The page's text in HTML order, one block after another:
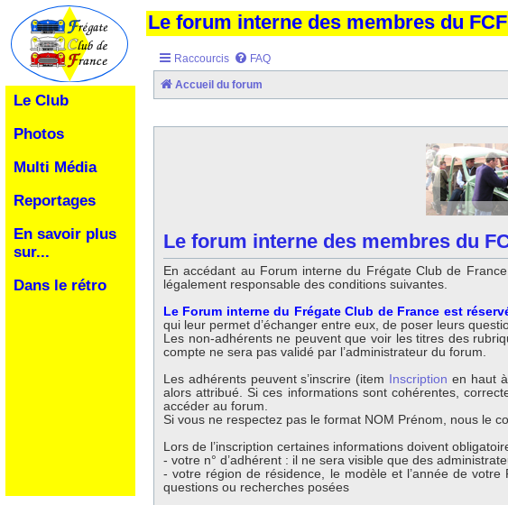
Le Club
Photos
Multi Média
Reportages
En savoir plus
sur...
Dans le rétro
Le forum interne des membres du FCF
Raccourcis FAQ
Accueil du forum
Le forum interne des membres du
En accédant au Forum interne du Frégate Club de
légalement responsable des conditions suivantes.
Le Forum interne du Frégate Club de France est
qui leur permet d’échanger entre eux, de poser leurs
Les non-adhérents ne peuvent que voir les titres des
compte ne sera pas validé par l’administrateur du forum.
Les adhérents peuvent s’inscrire (item Inscription en haut
alors attribué. Si ces informations sont cohérentes,
accéder au forum.
Si vous ne respectez pas le format NOM Prénom, nous le
Lors de l’inscription certaines informations doivent
- votre n° d’adhérent : il ne sera visible que des
- votre région de résidence, le modèle et l’année de
questions ou recherches posées